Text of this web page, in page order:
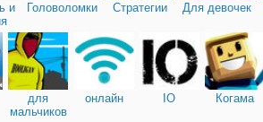
и
Головоломки Стратегии Для девочек
для
мальчиков
онлайн IO Когама